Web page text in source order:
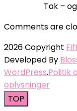
Tak –
Comments are
2026 Copyright
Developed By
WordPress.Politik
oplysninger
TOP